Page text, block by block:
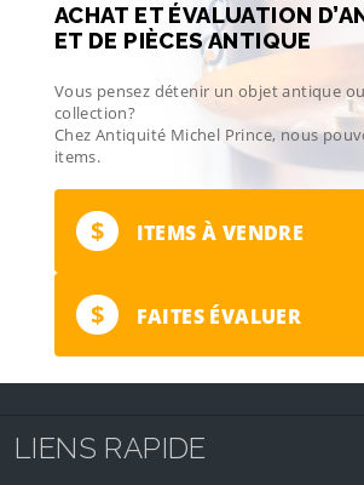
ACHAT ET ÉVALUATION
ET DE PIÈCES ANTIQUE
Vous pensez détenir un objet antique
collection?
Chez Antiquité Michel Prince, nous
items.
$ ITEMS À VENDRE
$ FAITES ÉVALUER
LIENS RAPIDE